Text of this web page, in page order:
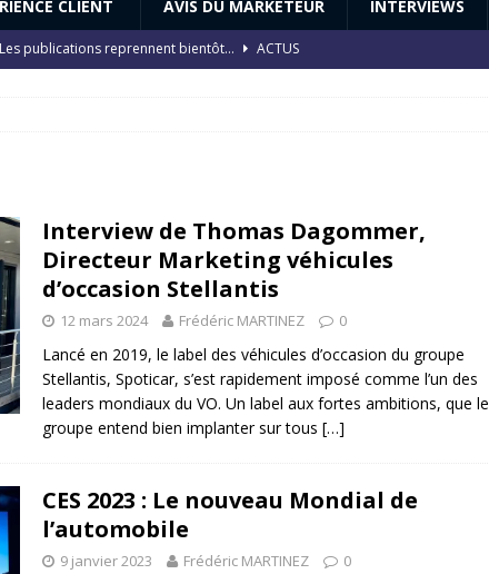
CLIENT AVIS DU MARKETEUR INTERVIEWS
Les publications reprennent bientôt…
ACTUS
#StayHome : Honda dévoile un spot publicitaire… confiné! ACTUS
Interview de Thomas Dagommer,
Directeur Marketing véhicules
d’occasion Stellantis
12 mars 2024 Frédéric MARTINEZ 0
Lancé en 2019, le label des véhicules d’occasion du groupe
Stellantis, Spoticar, s’est rapidement imposé comme l’un des
leaders mondiaux du VO. Un label aux fortes ambitions, que le
groupe entend bien implanter sur tous […]
CES 2023 : Le nouveau Mondial de
l’automobile
9 janvier 2023 Frédéric MARTINEZ 0